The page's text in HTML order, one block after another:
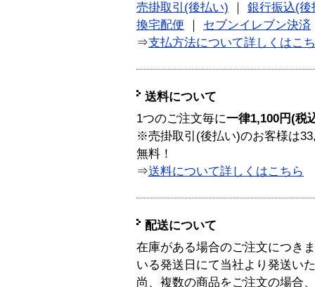
売掛取引(後払い)
銀行振込(後
換宅配便
セブンイレブン決済
⇒支払方法について詳しくはこ
送料について
1つのご注文毎に一律1,100円(税
※売掛取引(後払い)のお客様は
無料！
⇒送料について詳しくはこちら
配送について
在庫がある場合のご注文につき
いる発送日にて当社より発送い
尚、複数の商品をご注文の場合